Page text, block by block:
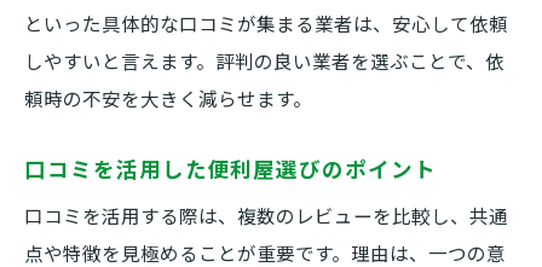
といった具体的な口コミが集まる業者は、安心して依頼
しやすいと言えます。評判の良い業者を選ぶことで、依
頼時の不安を大きく減らせます。
口コミを活用した便利屋選びのポイント
口コミを活用する際は、複数のレビューを比較し、共通
点や特徴を見極めることが重要です。理由は、一つの意